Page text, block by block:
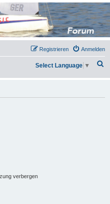
Anmelden
Registrieren
h
Select Language ▼
verbergen